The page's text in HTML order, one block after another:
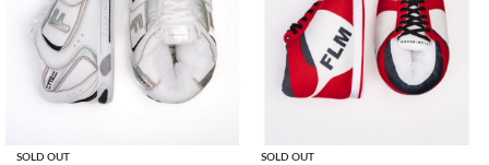
SOLD OUT SOLD OUT